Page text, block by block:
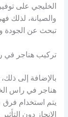
الخليجي على
والصيانة، لذلك
تبحث عن الجودة
تركيب هناجر في
بالإضافة إلى
هناجر في راس
يتم استخدام